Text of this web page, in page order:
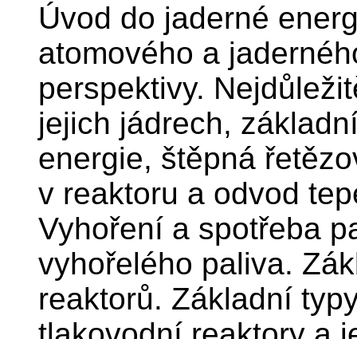
Úvod do jaderné
atomového a
perspektivy.
jejich jádrech,
energie, štěpná
v reaktoru a odvod
Vyhoření a spotřeba
vyhořelého paliva.
reaktorů. Základní